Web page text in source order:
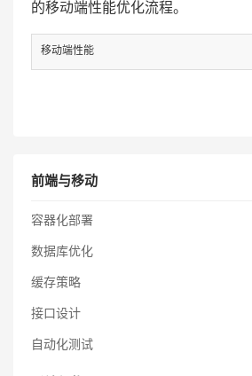
的移动端性能优化流程。
移动端性能
前端与移动
容器化部署
数据库优化
缓存策略
接口设计
自动化测试